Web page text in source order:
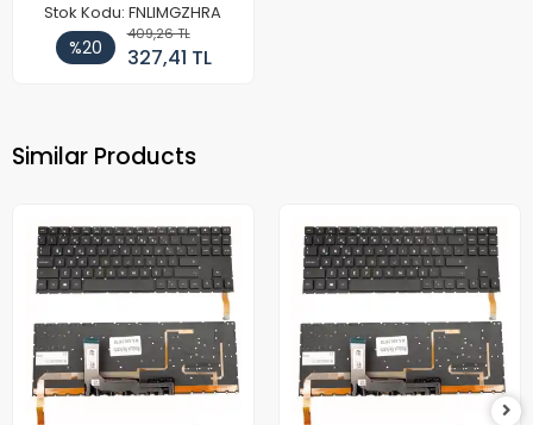
Stok Kodu: FNLIMGZHRA
%20
409,26 TL
327,41 TL
Similar Products